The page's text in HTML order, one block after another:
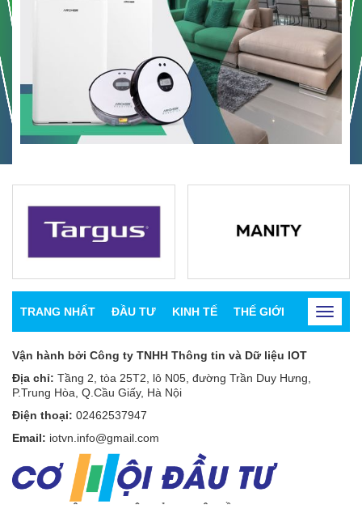
TRANG NHẤT ĐẦU TƯ KINH TẾ THẾ GIỚI CHỨNG
Toggle
Vận hành bởi Công ty TNHH Thông tin và Dữ liệu IOT
Địa chỉ: Tầng 2, tòa 25T2, lô N05, đường Trần Duy Hưng,
P.Trung Hòa, Q.Cầu Giấy, Hà Nội
Điện thoại: 02462537947
Email: iotvn.info@gmail.com